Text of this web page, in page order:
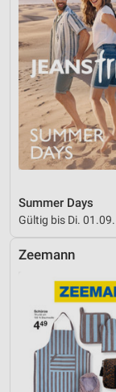
Summer Days
Gültig bis Di. 01.09.
Zeemann